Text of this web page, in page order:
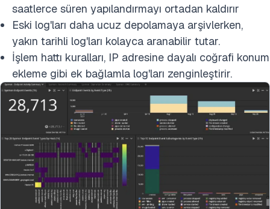
saatlerce süren yapılandırmayı ortadan kaldırır
Eski log'ları daha ucuz depolamaya arşivlerken,
yakın tarihli log'ları kolayca aranabilir tutar.
İşlem hattı kuralları, IP adresine dayalı coğrafi konum
ekleme gibi ek bağlamla log'ları zenginleştirir.